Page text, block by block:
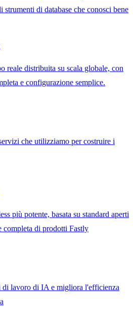
di database che conosci bene
reale distribuita su scala globale, con
e configurazione semplice.
che utilizziamo per costruire i
più potente, basata su standard aperti
completa di prodotti Fastly
di lavoro di IA e migliora l'efficienza